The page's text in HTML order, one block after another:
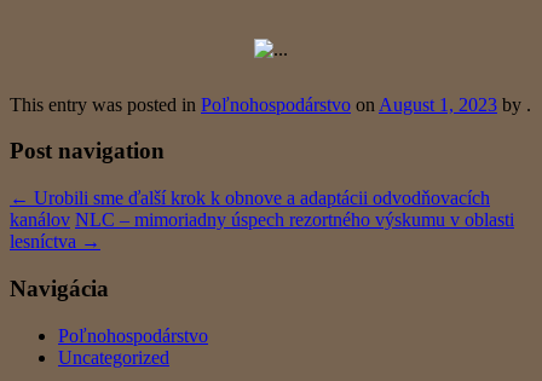
This entry was posted in Poľnohospodárstvo on August 1, 2023 by .
Post navigation
← Urobili sme ďalší krok k obnove a adaptácii odvodňovacích
kanálov NLC – mimoriadny úspech rezortného výskumu v oblasti
lesníctva →
Navigácia
Poľnohospodárstvo
Uncategorized